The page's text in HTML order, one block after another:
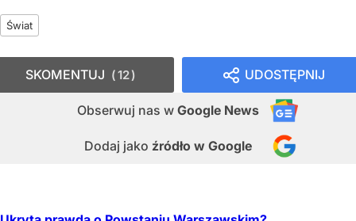
Świat
UDOSTĘPNIJ
Obserwuj nas w Google News
Dodaj jako źródło w Google
SKOMENTUJ 12